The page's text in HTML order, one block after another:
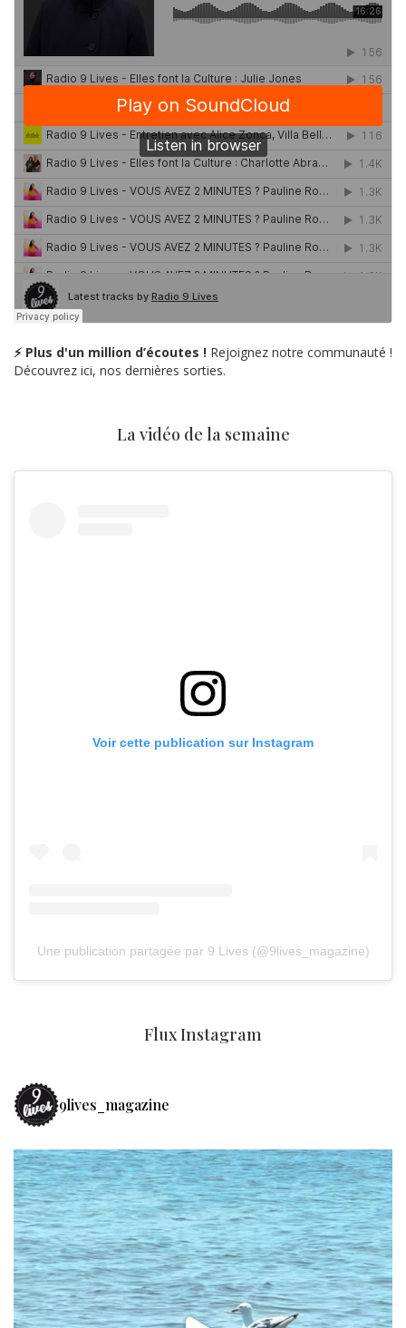
⚡ Plus d'un million d’écoutes ! Rejoignez notre communauté !
Découvrez ici, nos dernières sorties.
La vidéo de la semaine
Voir cette publication sur Instagram
Une publication partagée par 9 Lives (@9lives_magazine)
Flux Instagram
9lives_magazine